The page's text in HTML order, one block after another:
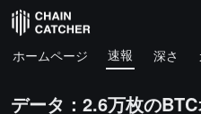
ホームページ 速報 深さ
データ：2.6万枚の